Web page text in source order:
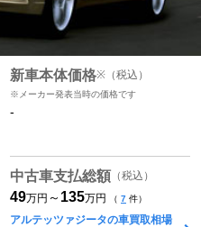
新車本体価格※ （税込）
※メーカー発表当時の価格です
-
中古車支払総額 （税込）
49万円 ～ 135万円 （ 7 件）
アルテッツァジータの車買取相場